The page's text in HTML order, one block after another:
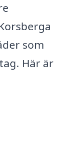
som
Här är